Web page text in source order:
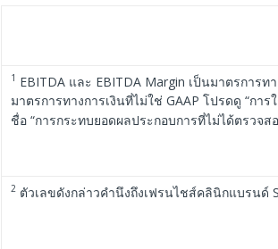
1 EBITDA และ EBITDA Margin เป็นมาตรการท
มาตรการทางการเงินที่ไม่ใช่ GAAP โปรดดู “กา
ชื่อ “การกระทบยอดผลประกอบการที่ไม่ได้ตรวจส
2ตัวเลขดังกล่าวคำนึงถึงเฟรนไชส์คลินิกแบรนด์